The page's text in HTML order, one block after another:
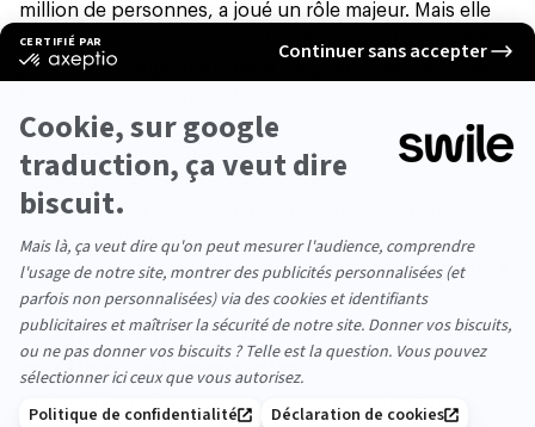
million de personnes, a joué un rôle majeur. Mais elle
laisse souvent un sentiment ambivalent. “
permet de comprendre, mais elle peut aussi renforcer
l’action”, observe Cassandre Joly.
C’est précisément dans ce creux que poussent de
nouveaux dispositifs : ateliers entre pairs, parcours
d’intrapreneuriat écologique, plateformes gamifiées,
collectifs interentreprises... Leur point commun ?
Transformer l’angoisse en capacité d’agir, même à
petite échelle.
Quand l’engagement devient
métier… ou presque